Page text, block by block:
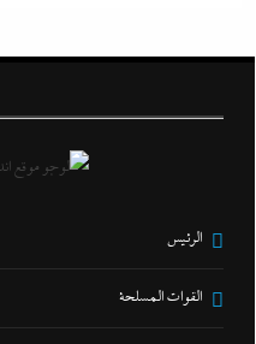
الرئيس
القوات المسلحة